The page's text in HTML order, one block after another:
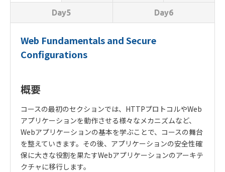
Day5 Day6
Web Fundamentals and Secure
Configurations
概要
コースの最初のセクションでは、 HTTPプロトコルやWeb
アプリケーションを動作させる様々なメカニズムなど、
Webアプリケーションの基本を学ぶことで、コースの舞台
を整えていきます。その後、アプリケーションの安全性確
保に大きな役割を果たすWebアプリケーションのアーキテ
クチャに移行します。